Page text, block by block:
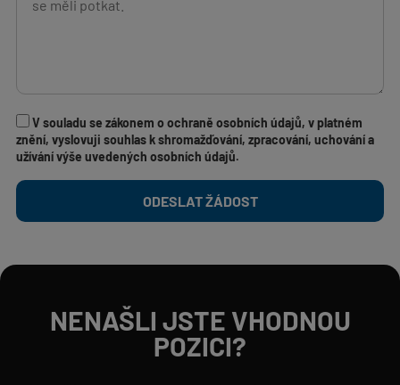
V souladu se zákonem o ochraně osobních údajů, v platném
znění, vyslovuji souhlas k shromažďování, zpracování, uchování a
užívání výše uvedených osobních údajů.
ODESLAT ŽÁDOST
NENAŠLI JSTE VHODNOU
POZICI?